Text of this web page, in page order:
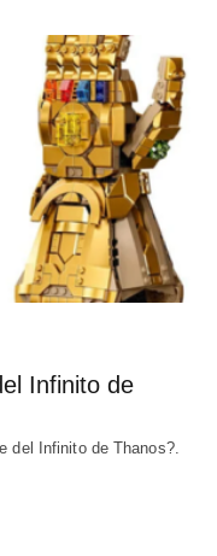
Infinito de
del Infinito de Thanos?.